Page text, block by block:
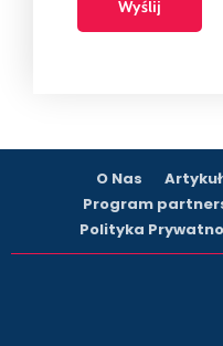
O Nas
Program
Polityka